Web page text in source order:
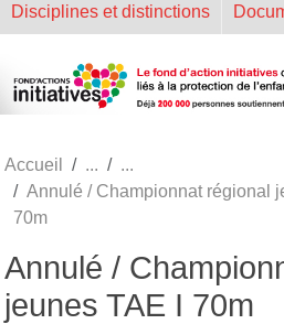
Disciplines et distinctions
Accueil
Annulé / Championnat régional
70m
Annulé /
jeunes TAE I 70m